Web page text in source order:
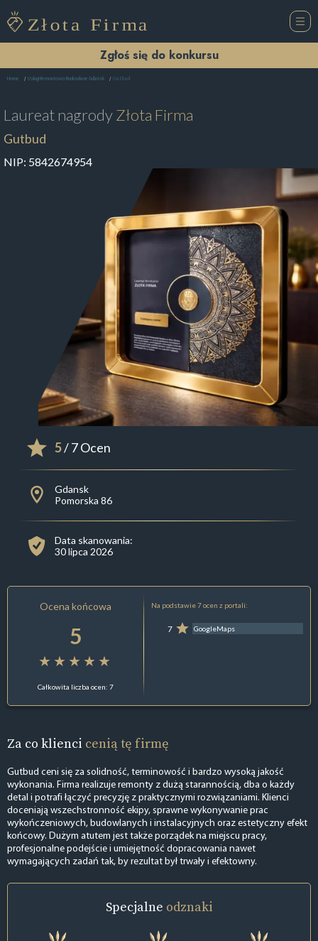
Zgłoś się do konkursu
Home Usługi Remontowo-Budowlane Gdańsk Gutbud
Laureat nagrodyZłota Firma
Gutbud
NIP: 5842674954
5/ 7 Ocen
Gdansk
Pomorska 86
Data skanowania:
30 lipca 2026
Ocena końcowa
5
Całkowita liczba ocen: 7
Na podstawie 7 ocen z portali:
7 GoogleMaps
Za co klienci cenią tę firmę
Gutbud ceni się za solidność, terminowość i bardzo wysoką jakość
wykonania. Firma realizuje remonty z dużą starannością, dba o każdy
detal i potrafi łączyć precyzję z praktycznymi rozwiązaniami. Klienci
doceniają wszechstronność ekipy, sprawne wykonywanie prac
wykończeniowych, budowlanych i instalacyjnych oraz estetyczny efekt
końcowy. Dużym atutem jest także porządek na miejscu pracy,
profesjonalne podejście i umiejętność dopracowania nawet
wymagających zadań tak, by rezultat był trwały i efektowny.
Specjalne odznaki